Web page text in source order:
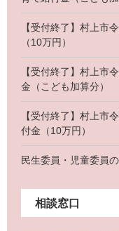
【受付終了】村上市
（10万円）
【受付終了】村上市
金（こども加算分）
【受付終了】村上市
付金（10万円）
民生委員・児童委員
相談窓口